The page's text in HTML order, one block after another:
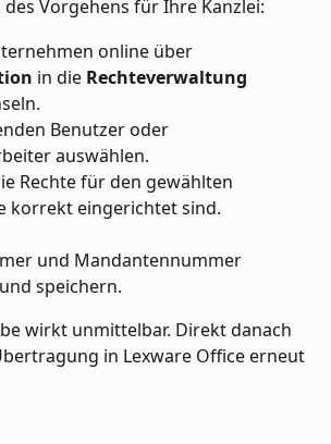
des Vorgehens für Ihre Kanzlei:
online über
in die Rechteverwaltung
Benutzer oder
auswählen.
Rechte für den gewählten
korrekt eingerichtet sind.
und Mandantennummer
speichern.
wirkt unmittelbar. Direkt danach
in Lexware Office erneut